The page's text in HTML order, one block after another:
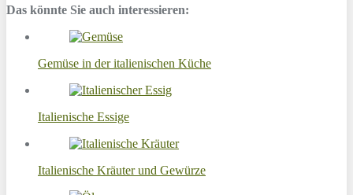
Das könnte Sie auch interessieren:
Gemüse in der italienischen Küche
Italienische Essige
Italienische Kräuter und Gewürze